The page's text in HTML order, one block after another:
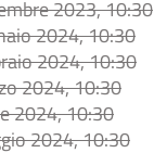
2023, 10:30
2024, 10:30
2024, 10:30
2024, 10:30
2024, 10:30
2024, 10:30